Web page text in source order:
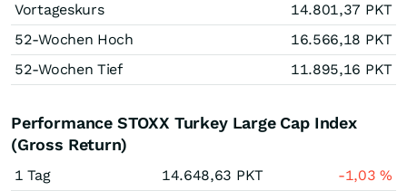
Vortageskurs
14.801,37 PKT
52-Wochen Hoch
16.566,18 PKT
52-Wochen Tief
11.895,16 PKT
Performance STOXX Turkey Large Cap Index
(Gross Return)
1 Tag 14.648,63 PKT -1,03%